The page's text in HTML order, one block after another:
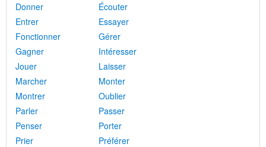
Donner
Écouter
Entrer
Essayer
Fonctionner
Gérer
Gagner
Intéresser
Jouer
Laisser
Marcher
Monter
Montrer
Oublier
Parler
Passer
Penser
Porter
Prier
Préférer